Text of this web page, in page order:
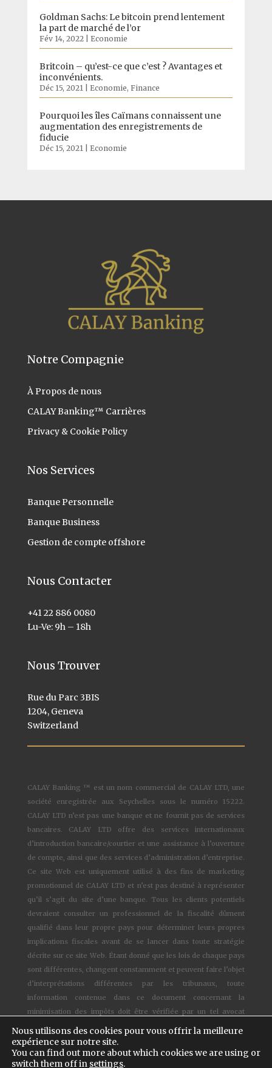
Goldman Sachs: Le bitcoin prend lentement
la part de marché de l’or
Fév 14, 2022| Economie
Britcoin – qu’est-ce que c’est ? Avantages et
inconvénients.
Déc 15, 2021 Economie, Finance
Pourquoi les îles Caïmans connaissent une
augmentation des enregistrements de
fiducie
Déc 15, 2021 Economie
Notre Compagnie
À Propos de nous
CALAY Banking™ Carrières
Privacy & Cookie Policy
Nos Services
Banque Personnelle
Banque Business
Gestion de compte offshore
Nous Contacter
+41 22 886 0080
Lu-Ve: 9h – 18h
Nous Trouver
Rue du Parc 3BIS
1204, Geneva
Switzerland
CALAY Banking ™ est un nom commercial de CALAY LTD, une
société enregistrée aux Seychelles sous le numéro 15222.
CALAY LTD n’est pas une banque et ne fournit pas de services
bancaires. CALAY LTD offre des services internationaux
d’introduction bancaire/courtier et une assistance à l’ouverture
de compte, ainsi que des services d’administration d’entreprise.
Ce site Web est uniquement utilisé à des fins de marketing
promotionnel de CALAY LTD et n’est pas destiné à représenter
qu’il s’agit du site d’une banque. Tous les clients potentiels
devraient consulter un professionnel de la fiscalité dûment
qualifié dans leur propre pays pour déterminer leurs propres
implications fiscales avant de se lancer dans toute stratégie
décrite sur ce site Web. Étant donné que les lois de chaque pays
sont différentes, changent constamment et peuvent faire l’objet
d’interprétations différentes par les tribunaux, toute
information contenue dans ce document concernant la
minimisation des impôts doit être vérifiée par un tel avocat
qualifié et compétent.
© 1997-2024CALAY Banking™ - Tous droits réservés –Cookies
Nous utilisons des cookies pour vous offrir la meilleure
expérience sur notre site.
You can find out more about which cookies we are using or
switch them off in settings.